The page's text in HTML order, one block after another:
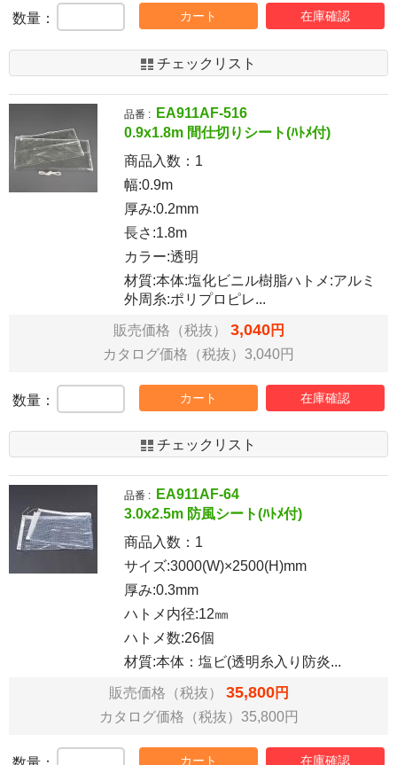
数量： カート 在庫確認
チェックリスト
品番 :
EA911AF-516
0.9x1.8m 間仕切りシート(ﾊﾄﾒ付)
商品入数： 1
幅:0.9m
厚み:0.2mm
長さ:1.8m
カラー:透明
材質:本体:塩化ビニル樹脂ハトメ:アルミ
外周糸:ポリプロピレ...
販売価格（税抜） 3,040円
カタログ価格（税抜）3,040円
数量： カート 在庫確認
チェックリスト
品番 :
EA911AF-64
3.0x2.5m 防風シート(ﾊﾄﾒ付)
商品入数： 1
サイズ:3000(W)×2500(H)mm
厚み:0.3mm
ハトメ内径:12㎜
ハトメ数:26個
材質:本体：塩ビ(透明糸入り防炎...
販売価格（税抜） 35,800円
カタログ価格（税抜）35,800円
カート 在庫確認